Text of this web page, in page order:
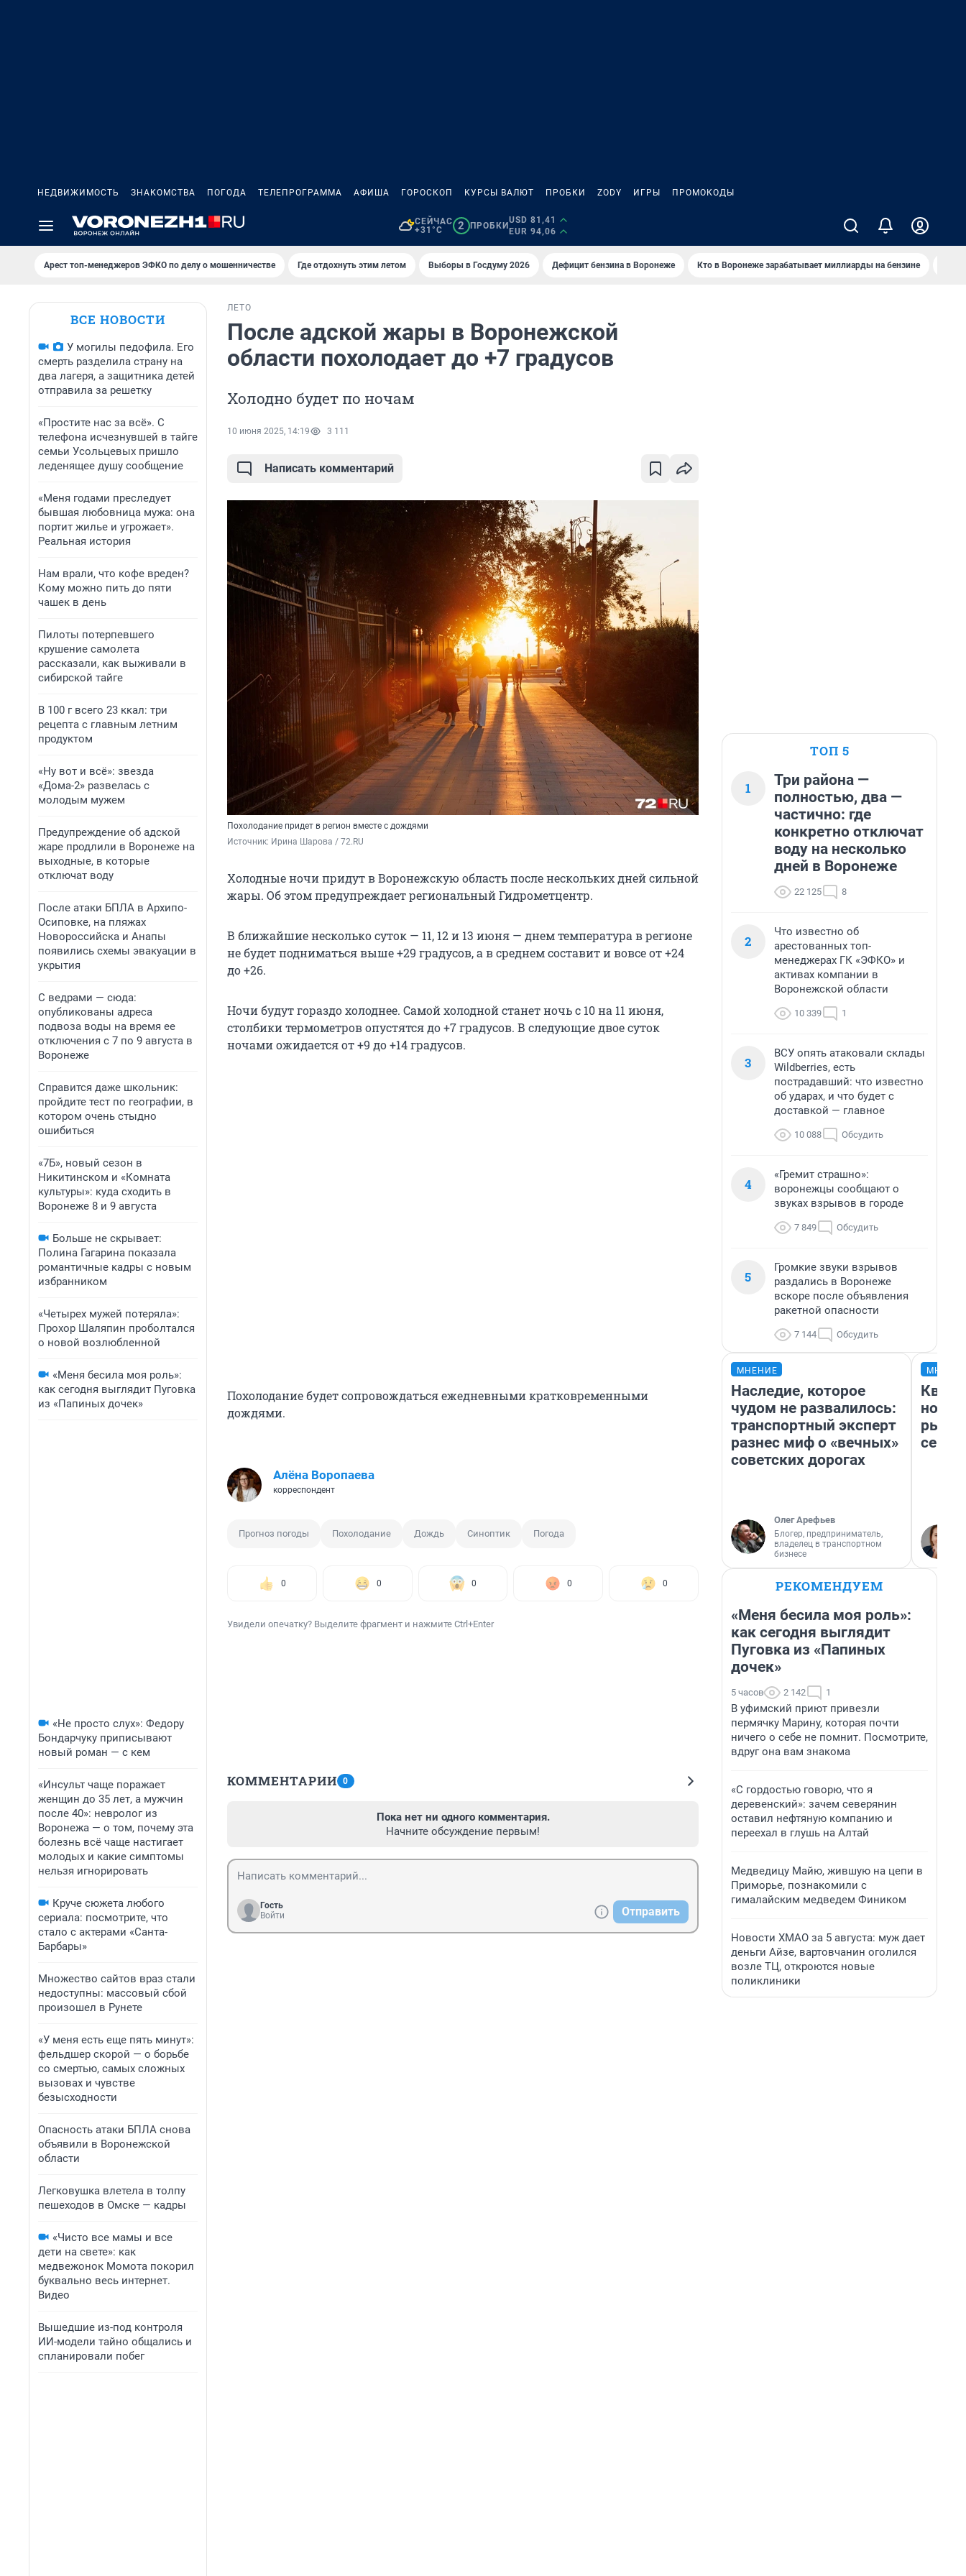
НЕДВИЖИМОСТЬ ЗНАКОМСТВА ПОГОДА ТЕЛЕПРОГРАММА АФИША ГОРОСКОП КУРСЫ ВАЛЮТ ПРОБКИ ZODY ИГРЫ ПРОМОКОДЫ
СЕЙЧАС
+31°C
2 ПРОБКИ
USD 81,41
EUR 94,06
Арест топ-менеджеров ЭФКО по делу о мошенничестве Где отдохнуть этим летом Выборы в Госдуму 2026 Дефицит бензина в Воронеже Кто в Воронеже зарабатывает миллиарды на бензине
ВСЕ НОВОСТИ
У могилы педофила. Его
смерть разделила страну на
два лагеря, а защитника детей
отправила за решетку
«Простите нас за всё». С
телефона исчезнувшей в тайге
семьи Усольцевых пришло
леденящее душу сообщение
«Меня годами преследует
бывшая любовница мужа: она
портит жилье и угрожает».
Реальная история
Нам врали, что кофе вреден?
Кому можно пить до пяти
чашек в день
Пилоты потерпевшего
крушение самолета
рассказали, как выживали в
сибирской тайге
В 100 г всего 23 ккал: три
рецепта с главным летним
продуктом
«Ну вот и всё»: звезда
«Дома-2» развелась с
молодым мужем
Предупреждение об адской
жаре продлили в Воронеже на
выходные, в которые
отключат воду
После атаки БПЛА в Архипо-
Осиповке, на пляжах
Новороссийска и Анапы
появились схемы эвакуации в
укрытия
С ведрами — сюда:
опубликованы адреса
подвоза воды на время ее
отключения с 7 по 9 августа в
Воронеже
Справится даже школьник:
пройдите тест по географии, в
котором очень стыдно
ошибиться
«7Б», новый сезон в
Никитинском и «Комната
культуры»: куда сходить в
Воронеже 8 и 9 августа
Больше не скрывает:
Полина Гагарина показала
романтичные кадры с новым
избранником
«Четырех мужей потеряла»:
Прохор Шаляпин проболтался
о новой возлюбленной
«Меня бесила моя роль»:
как сегодня выглядит Пуговка
из «Папиных дочек»
«Не просто слух»: Федору
Бондарчуку приписывают
новый роман — с кем
«Инсульт чаще поражает
женщин до 35 лет, а мужчин
после 40»: невролог из
Воронежа — о том, почему эта
болезнь всё чаще настигает
молодых и какие симптомы
нельзя игнорировать
Круче сюжета любого
сериала: посмотрите, что
стало с актерами «Санта-
Барбары»
Множество сайтов враз стали
недоступны: массовый сбой
произошел в Рунете
«У меня есть еще пять минут»:
фельдшер скорой — о борьбе
со смертью, самых сложных
вызовах и чувстве
безысходности
Опасность атаки БПЛА снова
объявили в Воронежской
области
Легковушка влетела в толпу
пешеходов в Омске — кадры
«Чисто все мамы и все
дети на свете»: как
медвежонок Момота покорил
буквально весь интернет.
Видео
Вышедшие из-под контроля
ИИ-модели тайно общались и
спланировали побег
ЛЕТО
После адской жары в Воронежской
области похолодает до +7 градусов
Холодно будет по ночам
10 июня 2025, 14:19 3 111
Написать комментарий
Похолодание придет в регион вместе с дождями
Источник: Ирина Шарова / 72.RU
Холодные ночи придут в Воронежскую область после нескольких дней сильной
жары. Об этом предупреждает региональный Гидрометцентр.
В ближайшие несколько суток — 11, 12 и 13 июня — днем температура в регионе
не будет подниматься выше +29 градусов, а в среднем составит и вовсе от +24
до +26.
Ночи будут гораздо холоднее. Самой холодной станет ночь с 10 на 11 июня,
столбики термометров опустятся до +7 градусов. В следующие двое суток
ночами ожидается от +9 до +14 градусов.
Похолодание будет сопровождаться ежедневными кратковременными
дождями.
Алёна Воропаева
корреспондент
Прогноз погоды Похолодание Дождь Синоптик Погода
0 0 0 0 0
Увидели опечатку? Выделите фрагмент и нажмите Ctrl+Enter
КОММЕНТАРИИ 0
Пока нет ни одного комментария.
Начните обсуждение первым!
Гость
Войти
Отправить
ТОП 5
1
Три района —
полностью, два —
частично: где
конкретно отключат
воду на несколько
дней в Воронеже
22 125 8
2
Что известно об
арестованных топ-
менеджерах ГК «ЭФКО» и
активах компании в
Воронежской области
10 339 1
3
ВСУ опять атаковали склады
Wildberries, есть
пострадавший: что известно
об ударах, и что будет с
доставкой — главное
10 088 Обсудить
4
«Гремит страшно»:
воронежцы сообщают о
звуках взрывов в городе
7 849 Обсудить
5
Громкие звуки взрывов
раздались в Воронеже
вскоре после объявления
ракетной опасности
7 144 Обсудить
МНЕНИЕ
Наследие, которое
чудом не развалилось:
транспортный эксперт
разнес миф о «вечных»
советских дорогах
Олег Арефьев
Блогер, предприниматель,
владелец в транспортном
бизнесе
но
РЕКОМЕНДУЕМ
«Меня бесила моя роль»:
как сегодня выглядит
Пуговка из «Папиных
дочек»
5 часов 2 142 1
В уфимский приют привезли
пермячку Марину, которая почти
ничего о себе не помнит. Посмотрите,
вдруг она вам знакома
«С гордостью говорю, что я
деревенский»: зачем северянин
оставил нефтяную компанию и
переехал в глушь на Алтай
Медведицу Майю, жившую на цепи в
Приморье, познакомили с
гималайским медведем Фиником
Новости ХМАО за 5 августа: муж дает
деньги Айзе, вартовчанин оголился
возле ТЦ, откроются новые
поликлиники